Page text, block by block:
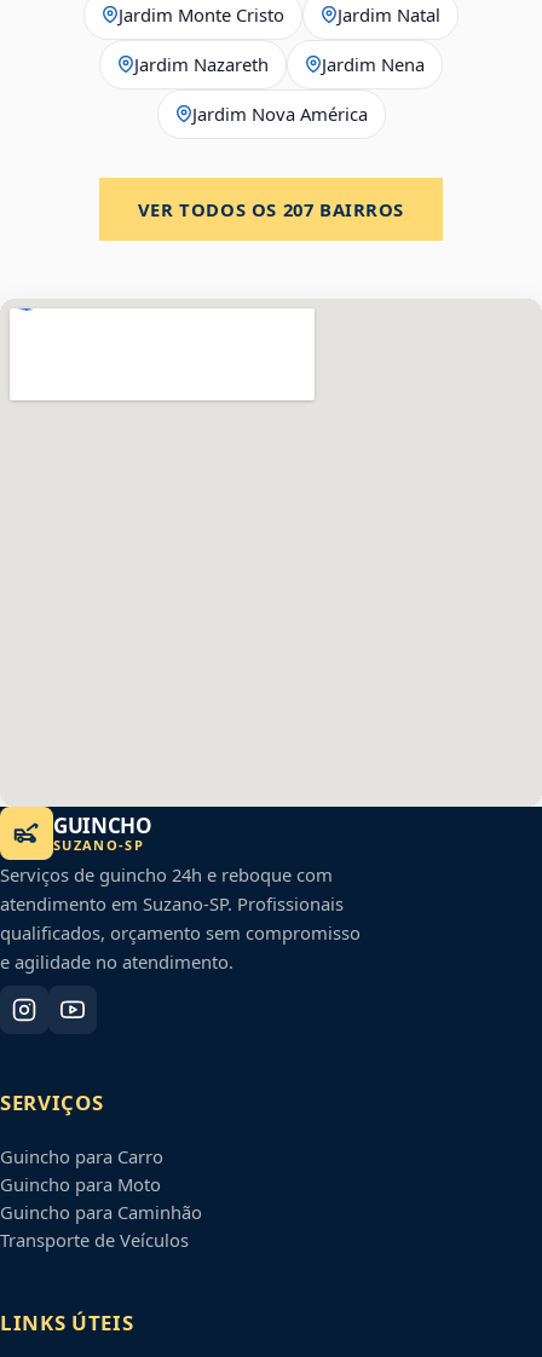
Jardim Monte Cristo Jardim Natal
Jardim Nazareth Jardim Nena
Jardim Nova América
VER TODOS OS 207 BAIRROS
GUINCHO
SUZANO-SP
Serviços de guincho 24h e reboque com
atendimento em Suzano-SP. Profissionais
qualificados, orçamento sem compromisso
e agilidade no atendimento.
SERVIÇOS
Guincho para Carro
Guincho para Moto
Guincho para Caminhão
Transporte de Veículos
LINKS ÚTEIS